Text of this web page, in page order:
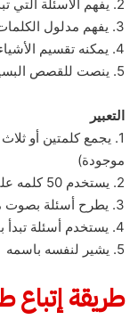
2. يفهم الأسئلة التي تبدأ أين أو من بالباب؟
3. يفهم مدلول الكلمات التالية مثل (على، تحت، في، كبير، صغير)
4. يمكنه تقسيم الأشياء حسب نوعها مثل (الحيوانات، أداوت الطبخ)
5. ينصت للقصص البسيطة
التعبير
1. يجمع كلمتين أو
موجودة)
2. يستخدم 50 كلمه على الأقل
3. يطرح أسئلة بصوت مرتفع مثل ماما نعسانه؟
4. يستخدم أسئلة تبدأ بمن أو ماذا
5. يشير لنفسه باسمه
طريقة